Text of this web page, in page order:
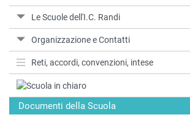
Le Scuole dell'I.C. Randi
Organizzazione e Contatti
Reti, accordi, convenzioni, intese
Documenti della Scuola